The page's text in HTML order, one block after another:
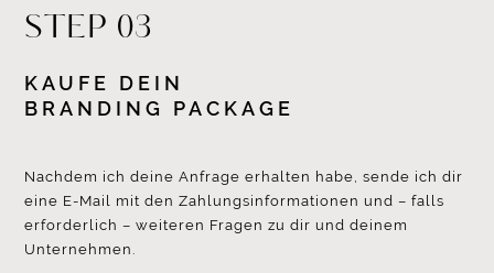
STEP 03
KAUFE DEIN
BRANDING PACKAGE
Nachdem ich deine Anfrage erhalten habe, sende ich dir
eine E-Mail mit den Zahlungsinformationen und – falls
erforderlich – weiteren Fragen zu dir und deinem
Unternehmen.